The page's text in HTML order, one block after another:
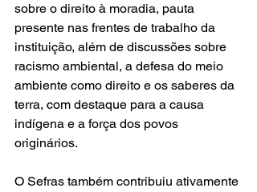
sobre o direito à moradia, pauta
presente nas frentes de trabalho da
instituição, além de discussões sobre
racismo ambiental, a defesa do meio
ambiente como direito e os saberes da
terra, com destaque para a causa
indígena e a força dos povos
originários.
O Sefras também contribuiu ativamente